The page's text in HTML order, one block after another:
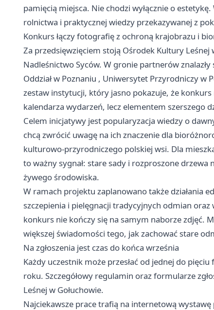
pamięcią miejsca. Nie chodzi wyłącznie o
rolnictwa i praktycznej wiedzy przekazywanej z
Konkurs łączy fotografię z ochroną krajobrazu i
Za przedsięwzięciem stoją Ośrodek Kultury
Nadleśnictwo Syców. W gronie partnerów
Oddział w Poznaniu , Uniwersytet Przyrodniczy w
zestaw instytucji, który jasno pokazuje, że
kalendarza wydarzeń, lecz elementem szerszego
Celem inicjatywy jest popularyzacja wiedzy o
chcą zwrócić uwagę na ich znaczenie dla
kulturowo-przyrodniczego polskiej wsi. Dla
to ważny sygnał: stare sady i rozproszone drzewa
żywego środowiska.
W ramach projektu zaplanowano także działania
szczepienia i pielęgnacji tradycyjnych odmian
konkurs nie kończy się na samym naborze zdjęć.
większej świadomości tego, jak zachować stare
Na zgłoszenia jest czas do końca września
Każdy uczestnik może przesłać od jednej do
roku. Szczegółowy regulamin oraz formularze
Leśnej w Gołuchowie.
Najciekawsze prace trafią na internetową